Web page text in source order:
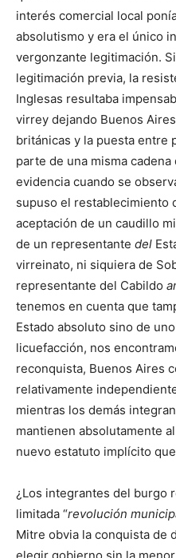
interés comercial local
absolutismo y era el único
vergonzante legi­timación.
legitimación previa, la
Inglesas resultaba
virrey dejando Buenos
británicas y la puesta entre
parte de una misma
evidencia cuando se
supuso el restablecimiento
aceptación de un caudillo
de un representante del
virreinato, ni siquiera de
representante del Cabildo
tenemos en cuenta que
Estado absoluto sino de
licuefac­ción, nos
reconquista, Buenos Aires
relativamente
mientras los demás
mantienen absolutamente
nuevo estatuto implícito
¿Los integrantes del burgo
limitada “revolución
Mitre obvia la conquista de